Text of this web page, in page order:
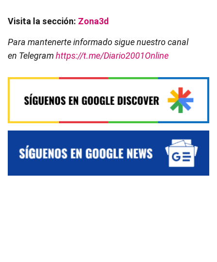
Visita la sección: Zona3d
Para mantenerte informado sigue nuestro canal
en Telegramhttps://t.me/Diario2001Online